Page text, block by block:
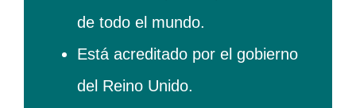
de todo el mundo.
Está acreditado por el gobierno
del Reino Unido.